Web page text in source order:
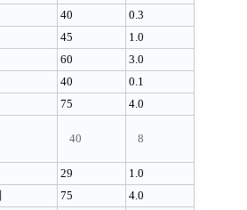
40
0.3
45
1.0
60
3.0
40
0.1
75 4.0
40 8
29 1.0
75
4.0